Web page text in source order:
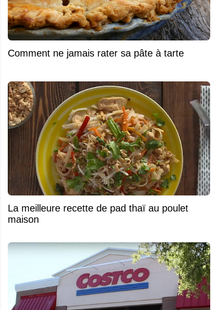
Comment ne jamais rater sa pâte à tarte
La meilleure recette de pad thaï au poulet
maison